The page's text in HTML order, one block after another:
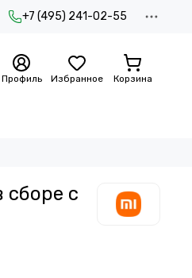
+7 (495) 241-02-55
Профиль Избранное Корзина
сборе с